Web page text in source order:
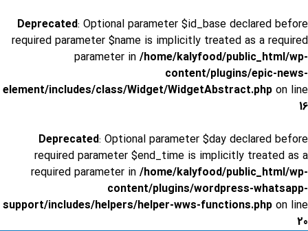
Deprecated: Optional parameter $id_base declared before
required parameter $name is implicitly treated as a required
parameter in /home/kalyfood/public_html/wp-
content/plugins/epic-news-
element/includes/class/Widget/WidgetAbstract.php on line
16
Deprecated: Optional parameter $day declared before
required parameter $end_time is implicitly treated as a
required parameter in /home/kalyfood/public_html/wp-
content/plugins/wordpress-whatsapp-
support/includes/helpers/helper-wws-functions.php on line
20